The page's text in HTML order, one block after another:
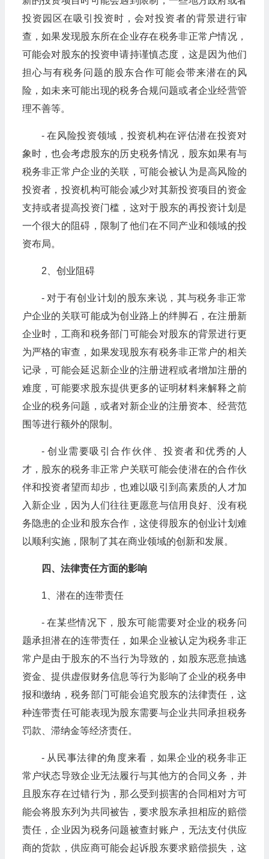
投资园区在吸引投资时，会对投资者的背景进行审
查，如果发现股东所在企业存在税务非正常户情况，
可能会对股东的投资申请持谨慎态度，这是因为他们
担心与有税务问题的股东合作可能会带来潜在的风
险，如未来可能出现的税务合规问题或者企业经营管
理不善等。
- 在风险投资领域，投资机构在评估潜在投资对
象时，也会考虑股东的历史税务情况，股东如果有与
税务非正常户企业的关联，可能会被认为是高风险的
投资者，投资机构可能会减少对其新投资项目的资金
支持或者提高投资门槛，这对于股东的再投资计划是
一个很大的阻碍，限制了他们在不同产业和领域的投
资布局。
2、创业阻碍
- 对于有创业计划的股东来说，其与税务非正常
户企业的关联可能成为创业路上的绊脚石，在注册新
企业时，工商和税务部门可能会对股东的背景进行更
为严格的审查，如果发现股东有税务非正常户的相关
记录，可能会延迟新企业的注册进程或者增加注册的
难度，可能要求股东提供更多的证明材料来解释之前
企业的税务问题，或者对新企业的注册资本、经营范
围等进行额外的限制。
- 创业需要吸引合作伙伴、投资者和优秀的人
才，股东的税务非正常户关联可能会使潜在的合作伙
伴和投资者望而却步，也难以吸引到高素质的人才加
入新企业，因为人们往往更愿意与信用良好、没有税
务隐患的企业和股东合作，这使得股东的创业计划难
以顺利实施，限制了其在商业领域的创新和发展。
四、法律责任方面的影响
1、潜在的连带责任
- 在某些情况下，股东可能需要对企业的税务问
题承担潜在的连带责任，如果企业被认定为税务非正
常户是由于股东的不当行为导致的，如股东恶意抽逃
资金、提供虚假财务信息等行为影响了企业的税务申
报和缴纳，税务部门可能会追究股东的法律责任，这
种连带责任可能表现为股东需要与企业共同承担税务
罚款、滞纳金等经济责任。
- 从民事法律的角度来看，如果企业的税务非正
常户状态导致企业无法履行与其他方的合同义务，并
且股东存在过错行为，那么受到损害的合同相对方可
能会将股东列为共同被告，要求股东承担相应的赔偿
责任，企业因为税务问题被查封账户，无法支付供应
商的货款，供应商可能会起诉股东要求赔偿损失，这